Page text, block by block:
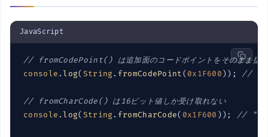
JavaScript
// fromCodePoint() は追加面のコードポイントをそのまま扱
console.log( String. fromCodePoint( 0x1F600)); // "?"
// fromCharCode() は16ビット値しか受け取れない
console.log( String. fromCharCode( 0x1F600 )); // ""（